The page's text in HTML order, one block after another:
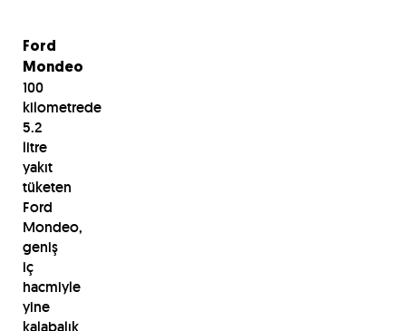
Ford
Mondeo
100
kilometrede
5.2
litre
yakıt
tüketen
Ford
Mondeo,
geniş
iç
hacmiyle
yine
kalabalık